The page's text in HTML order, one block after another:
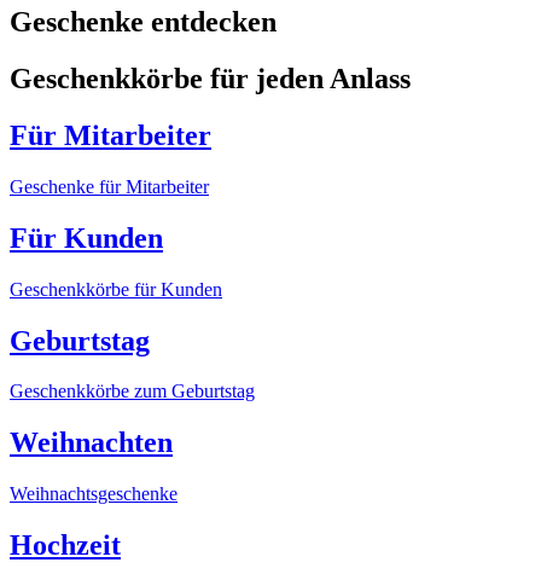
Geschenke entdecken
Geschenkkörbe für jeden Anlass
Für Mitarbeiter
Geschenke für Mitarbeiter
Für Kunden
Geschenkkörbe für Kunden
Geburtstag
Geschenkkörbe zum Geburtstag
Weihnachten
Weihnachtsgeschenke
Hochzeit